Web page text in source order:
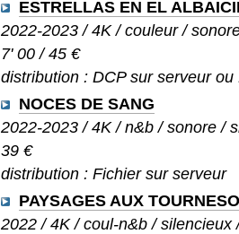
ESTRELLAS EN EL
2022-2023 / 4K / couleur /
7' 00 / 45 €
distribution : DCP sur serveur
NOCES DE SANG
2022-2023 / 4K / n&b / sonore /
39 €
distribution : Fichier sur serveur
PAYSAGES AUX
2022 / 4K / coul-n&b / silencieux